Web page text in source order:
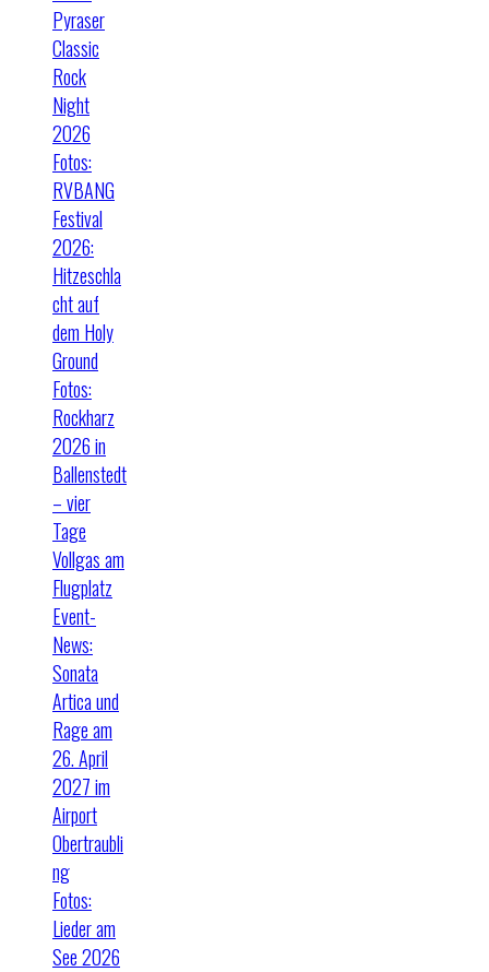
Pyraser
Classic
Rock
Night
2026
Fotos:
RVBANG
Festival
2026:
Hitzeschla
cht auf
dem Holy
Ground
Fotos:
Rockharz
2026 in
Ballenstedt
– vier
Tage
Vollgas am
Flugplatz
Event-
News:
Sonata
Artica und
Rage am
26. April
2027 im
Airport
Obertraubli
ng
Fotos:
Lieder am
See 2026